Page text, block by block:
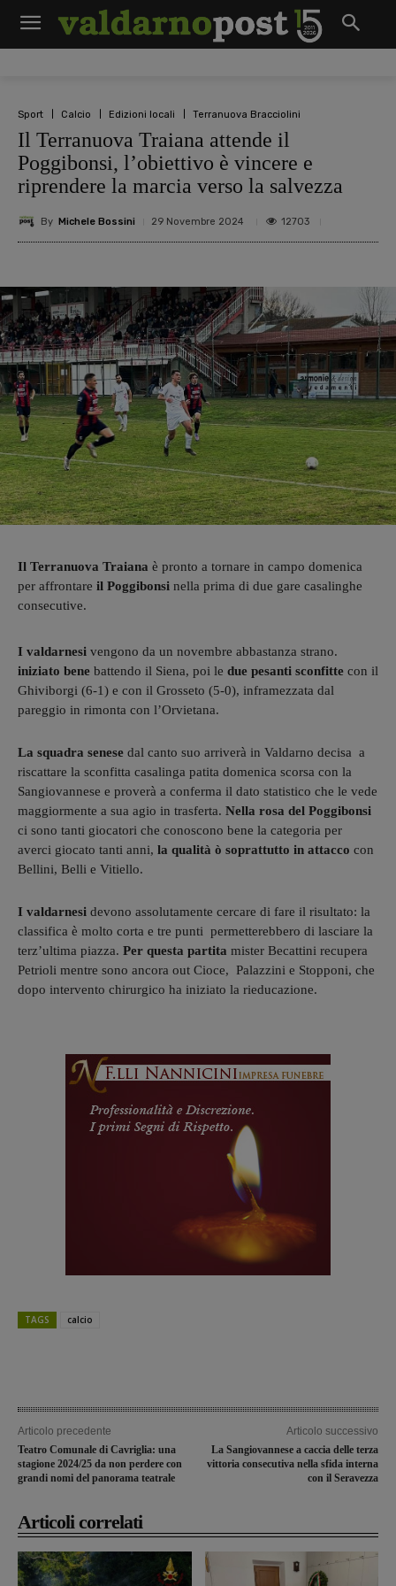
Sport Calcio Edizioni locali Terranuova Bracciolini
Il Terranuova Traiana attende il
Poggibonsi, l’obiettivo è vincere e
riprendere la marcia verso la salvezza
By Michele Bossini 29 Novembre 2024 12703
Il Terranuova Traiana è pronto a tornare in campo domenica
per affrontare il Poggibonsi nella prima di due gare casalinghe
consecutive.
I valdarnesi vengono da un novembre abbastanza strano.
iniziato bene battendo il Siena, poi le due pesanti sconfitte con il
Ghiviborgi (6-1) e con il Grosseto (5-0), inframezzata dal
pareggio in rimonta con l’Orvietana.
La squadra senese dal canto suo arriverà in Valdarno decisa a
riscattare la sconfitta casalinga patita domenica scorsa con la
Sangiovannese e proverà a conferma il dato statistico che le vede
maggiormente a sua agio in trasferta. Nella rosa del Poggibonsi
ci sono tanti giocatori che conoscono bene la categoria per
averci giocato tanti anni, la qualità ò soprattutto in attacco con
Bellini, Belli e Vitiello.
I valdarnesi devono assolutamente cercare di fare il risultato: la
classifica è molto corta e tre punti permetterebbero di lasciare la
terz’ultima piazza. Per questa partita mister Becattini recupera
Petrioli mentre sono ancora out Cioce, Palazzini e Stopponi, che
dopo intervento chirurgico ha iniziato la rieducazione.
TAGS calcio
Articolo precedente
Teatro Comunale di Cavriglia: una
stagione 2024/25 da non perdere con
grandi nomi del panorama teatrale
Articolo successivo
La Sangiovannese a caccia delle terza
vittoria consecutiva nella sfida interna
con il Seravezza
Articoli correlati